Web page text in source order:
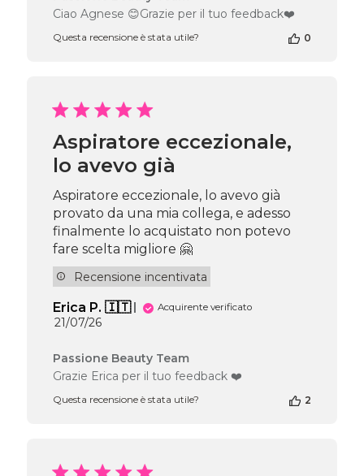
del
del
Beauty
Team
Jul
31
2026
Ciao Agnese 😊Grazie per il tuo feedback❤️
Questa recensione è stata utile? 0
Aspiratore eccezionale,
lo avevo già
Aspiratore eccezionale, lo avevo già
provato da una mia collega, e adesso
finalmente lo acquistato non potevo
fare scelta migliore 🤗
Recensione incentivata
Erica P. 🇮🇹 Acquirente verificato
Data
pubblicazione
21/07/26
Commenti
del
del
Passione Beauty Team
Grazie Erica per il tuo feedback ❤️
Questa recensione è stata utile? 2